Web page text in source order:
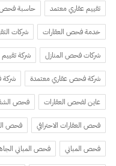
تقييم عقاري معتمد حاسبة فحص
خدمة فحص العقارات شركات
شركات فحص المنازل شركة
شركة فحص عقاري معتمدة
عاين لفحص العقارات فحص
فحص العقارات الاحترافي فحص
فحص المباني فحص المباني